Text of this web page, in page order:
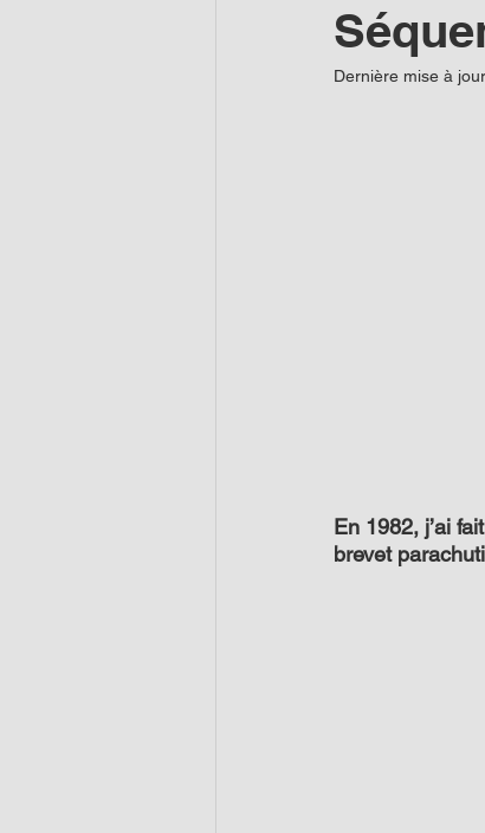
Dernière mise à
En 1982, j’ai
brevet